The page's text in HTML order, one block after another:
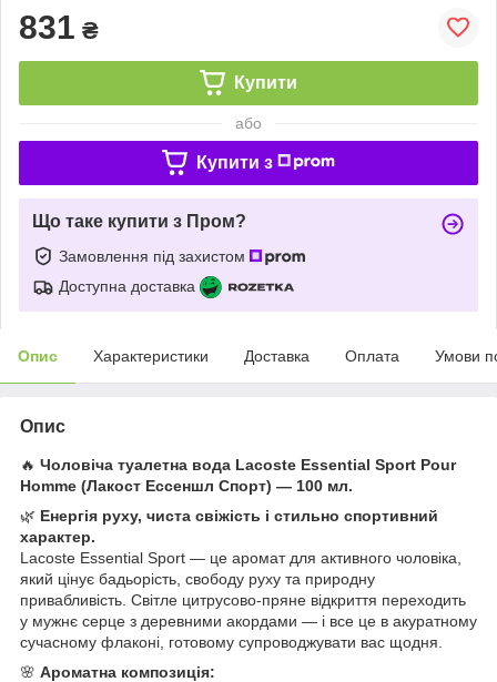
831 ₴
Купити
або
Купити з
Що таке купити з Пром?
Замовлення під захистом
Доступна доставка
Опис Характеристики Доставка Оплата Умови
Опис
🔥 Чоловіча туалетна вода Lacoste Essential Sport Pour
Homme (Лакост Ессеншл Спорт) — 100 мл.
🌿 Енергія руху, чиста свіжість і стильно спортивний
характер.
Lacoste Essential Sport — це аромат для активного чоловіка,
який цінує бадьорість, свободу руху та природну
привабливість. Світле цитрусово-пряне відкриття переходить
у мужнє серце з деревними акордами — і все це в акуратному
сучасному флаконі, готовому супроводжувати вас щодня.
🌸 Ароматна композиція: